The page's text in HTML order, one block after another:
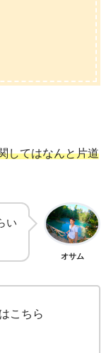
してはなんと片道
い
オサム
こちら